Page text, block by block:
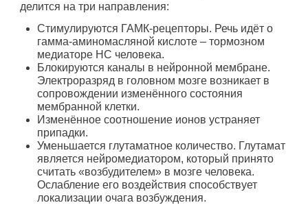
делится на три направления:
Стимулируются ГАМК-рецепторы. Речь идёт о
гамма-аминомасляной кислоте – тормозном
медиаторе НС человека.
Блокируются каналы в нейронной мембране.
Электроразряд в головном мозге возникает в
сопровождении изменённого состояния
мембранной клетки.
Изменённое соотношение ионов устраняет
припадки.
Уменьшается глутаматное количество. Глутамат
является нейромедиатором, который принято
считать «возбудителем» в мозге человека.
Ослабление его воздействия способствует
локализации очага возбуждения.